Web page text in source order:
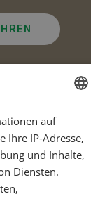
FRENCH
auf
Ihre IP-Adresse,
und Inhalte,
Diensten.